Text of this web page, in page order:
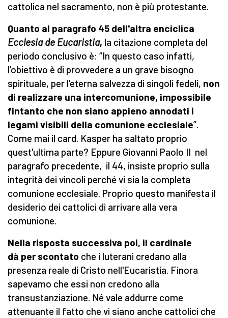
cattolica nel sacramento, non è più protestante.
Quanto al paragrafo 45 dell'altra enciclica
Ecclesia de Eucaristia, la citazione completa del
periodo conclusivo è: “In questo caso infatti,
l'obiettivo è di provvedere a un grave bisogno
spirituale, per l'eterna salvezza di singoli fedeli, non
di realizzare una intercomunione, impossibile
fintanto che non siano appieno annodati i
legami visibili della comunione ecclesiale”.
Come mai il card. Kasper ha saltato proprio
quest'ultima parte? Eppure Giovanni Paolo II nel
paragrafo precedente, il 44, insiste proprio sulla
integrità dei vincoli perché vi sia la completa
comunione ecclesiale. Proprio questo manifesta il
desiderio dei cattolici di arrivare alla vera
comunione.
Nella risposta successiva poi, il cardinale
dà per scontato che i luterani credano alla
presenza reale di Cristo nell'Eucaristia. Finora
sapevamo che essi non credono alla
transustanziazione. Né vale addurre come
attenuante il fatto che vi siano anche cattolici che